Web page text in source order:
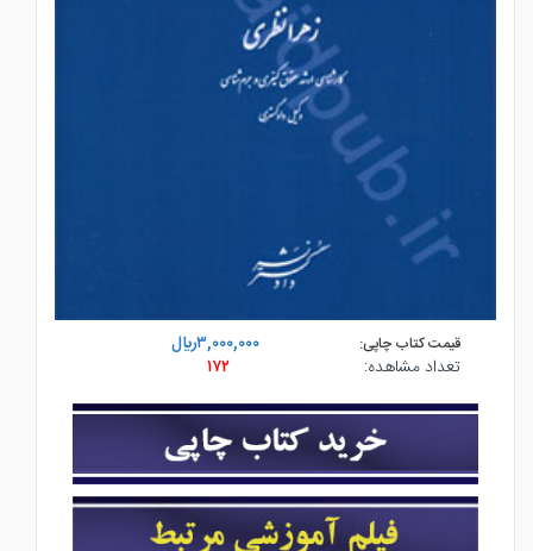
قیمت کتاب چاپی:
۳,۰۰۰,۰۰۰ريال
تعداد مشاهده:
۱۷۲